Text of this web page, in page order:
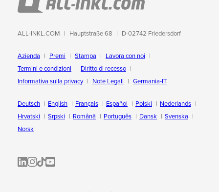
ALL-INKL.COM Hauptstraße 68 D-02742 Friedersdorf
Azienda Premi Stampa
Lavora con noi
Termini e condizioni
Diritto di recesso
Informativa sulla privacy
Note Legali Germania-IT
Deutsch English Français Español Polski
Nederlands
Hrvatski
Srpski Română Português Dansk
Svenska
Norsk
ALL-INKL.COM | LinkedIn
ALL-INKL.COM • Instagram photos and videos
ALL-INKL.COM | TikTok
ALLINKL.COM - YouTube